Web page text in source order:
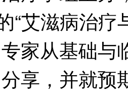
“艾滋病治
家从基础与
享，并就预